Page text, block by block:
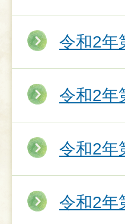
令和2年
令和2年
令和2年
令和2年